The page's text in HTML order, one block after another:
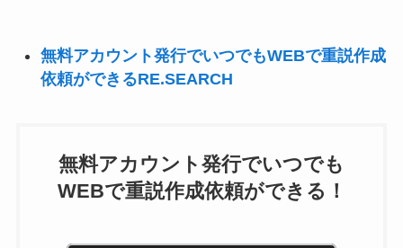
無料アカウント発行でいつでもWEBで重説作成
依頼ができるRE.SEARCH
無料アカウント発行でいつでも
WEBで重説作成依頼ができる！